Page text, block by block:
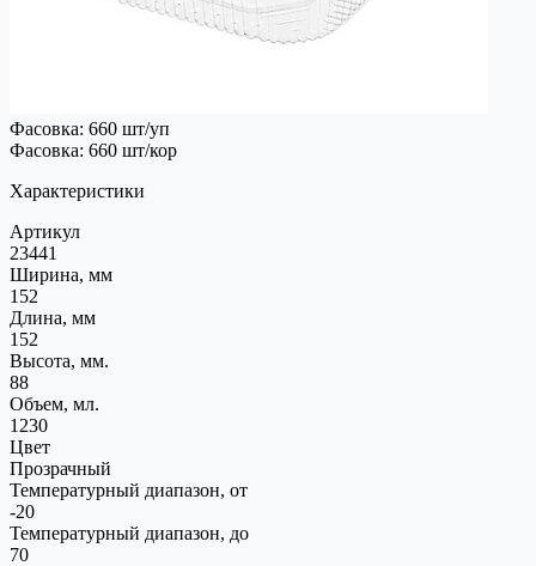
Фасовка: 660 шт/уп
Фасовка: 660 шт/кор
Характеристики
Артикул
23441
Ширина, мм
152
Длина, мм
152
Высота, мм.
88
Объем, мл.
1230
Цвет
Прозрачный
Температурный диапазон, от
-20
Температурный диапазон, до
70